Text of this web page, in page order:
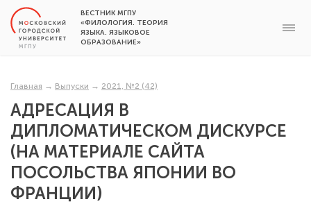
ВЕСТНИК МГПУ
«ФИЛОЛОГИЯ. ТЕОРИЯ
ЯЗЫКА. ЯЗЫКОВОЕ
ОБРАЗОВАНИЕ»
Главная → Выпуски → 2021, №2 (42)
АДРЕСАЦИЯ В
ДИПЛОМАТИЧЕСКОМ ДИСКУРСЕ
(НА МАТЕРИАЛЕ САЙТА
ПОСОЛЬСТВА ЯПОНИИ ВО
ФРАНЦИИ)